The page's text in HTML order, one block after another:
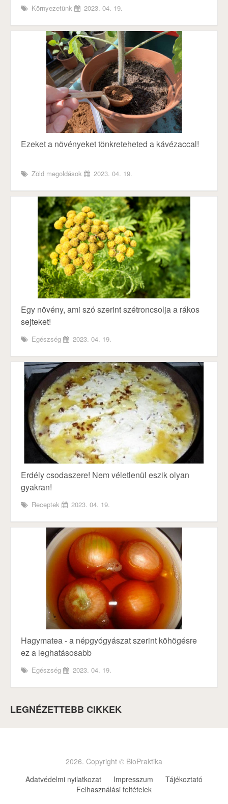
Környezetünk 2023. 04. 19.
Ezeket a növényeket tönkreteheted a kávézaccal!
Zöld megoldások 2023. 04. 19.
Egy növény, ami szó szerint szétroncsolja a rákos
sejteket!
Egészség 2023. 04. 19.
Erdély csodaszere! Nem véletlenül eszik olyan
gyakran!
Receptek 2023. 04. 19.
Hagymatea - a népgyógyászat szerint köhögésre
ez a leghatásosabb
Egészség 2023. 04. 19.
LEGNÉZETTEBB CIKKEK
2026. Copyright © BioPraktika
Adatvédelmi nyilatkozat
Impresszum
Tájékoztató
Felhasználási feltételek